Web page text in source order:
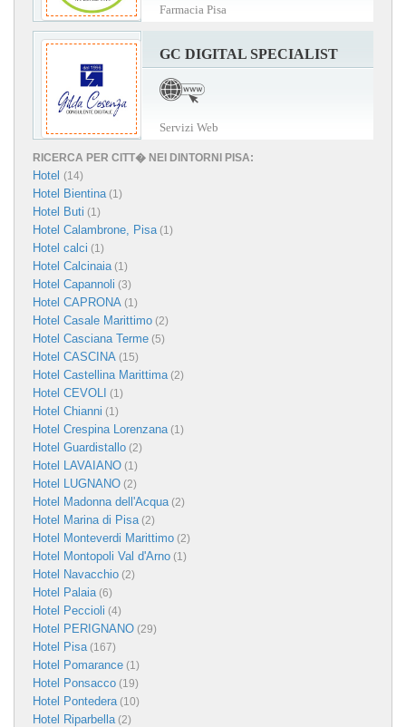
Farmacia Pisa
GC DIGITAL SPECIALIST
Servizi Web
RICERCA PER CITT� NEI DINTORNI PISA:
Hotel (14)
Hotel Bientina(1)
Hotel Buti (1)
Hotel Calambrone, Pisa(1)
Hotel calci (1)
Hotel Calcinaia(1)
Hotel Capannoli (3)
Hotel CAPRONA (1)
Hotel Casale Marittimo (2)
Hotel Casciana Terme (5)
Hotel CASCINA (15)
Hotel Castellina Marittima(2)
Hotel CEVOLI (1)
Hotel Chianni (1)
Hotel Crespina Lorenzana(1)
Hotel Guardistallo (2)
Hotel LAVAIANO (1)
Hotel LUGNANO (2)
Hotel Madonna dell'Acqua(2)
Hotel Marina di Pisa(2)
Hotel Monteverdi Marittimo (2)
Hotel Montopoli Val d'Arno (1)
Hotel Navacchio (2)
Hotel Palaia(6)
Hotel Peccioli (4)
Hotel PERIGNANO (29)
Hotel Pisa(167)
Hotel Pomarance (1)
Hotel Ponsacco (19)
Hotel Pontedera(10)
Hotel Riparbella(2)